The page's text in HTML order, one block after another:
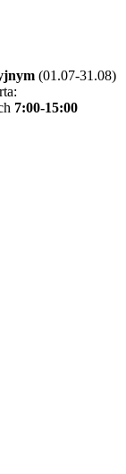
(01.07-31.08)
7:00-15:00